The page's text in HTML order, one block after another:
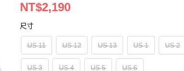
NT$2,190
尺寸
US 11 US 12 US 13 US 1 US 2
US 3 US 4 US 5 US 6